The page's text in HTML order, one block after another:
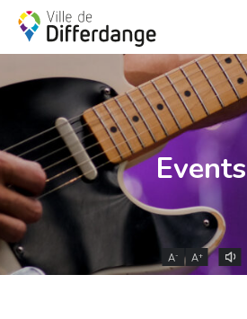
Events
A- A+